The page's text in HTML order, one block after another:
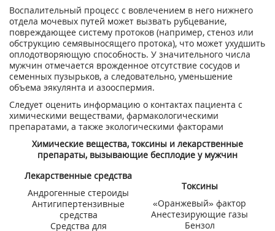
Воспалительный процесс с вовлечением в него нижнего
отдела мочевых путей может вызвать рубцевание,
повреждающее систему протоков (например, стеноз или
обструкцию семявыносящего протока), что может ухудшить
оплодотворяющую способность. У значительного числа
мужчин отмечается врожденное отсутствие сосудов и
семенных пузырьков, а следовательно, уменьшение
объема эякулянта и азооспермия.
Следует оценить информацию о контактах пациента с
химическими веществами, фармакологическими
препаратами, а также экологическими факторами
Химические вещества, токсины и лекарственные
препараты, вызывающие бесплодие у мужчин
Лекарственные средства
Андрогенные стероиды
Антигипертензивные
средства
Средства для
Токсины
«Оранжевый» фактор
Анестезирующие газы
Бензол